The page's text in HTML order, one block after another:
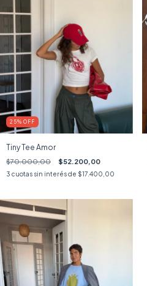
25% OFF
Tiny Tee Amor
$70.000,00 $52.200,00
3 cuotas sin interés de $17.400,00